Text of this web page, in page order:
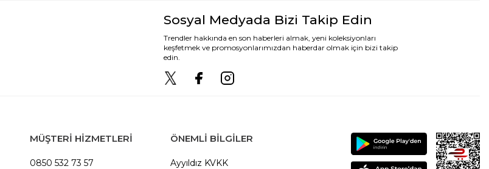
Sosyal Medyada Bizi Takip Edin
Trendler hakkında en son haberleri almak, yeni koleksiyonları
keşfetmek ve promosyonlarımızdan haberdar olmak için bizi takip
edin.
MÜŞTERİ HİZMETLERİ
0850 532 73 57
ÖNEMLI BILGILER
Ayyıldız KVKK